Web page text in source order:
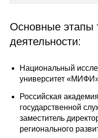
О журнале
Номера
Общие
Основные этапы
деятельности:
Национальный
университет
Российская
государственной
заместитель
регионального